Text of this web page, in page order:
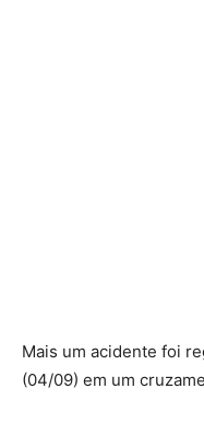
Mais um acidente foi
(04/09) em um